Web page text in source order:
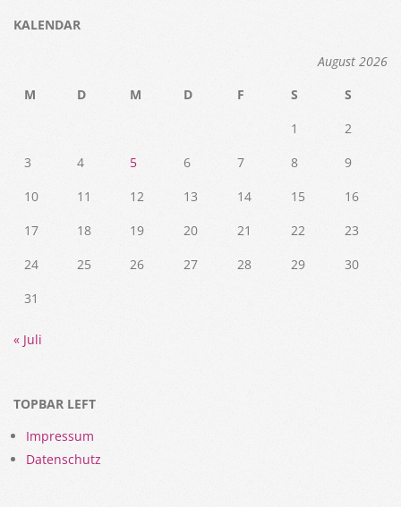
KALENDAR
August 2026
M
D M D F S
S
1
2
3
4 5 6 7 8
9
10
11 12 13 14 15
16
17
18 19 20 21 22
23
24
25 26 27 28 29
30
31
« Juli
TOPBAR LEFT
Impressum
Datenschutz